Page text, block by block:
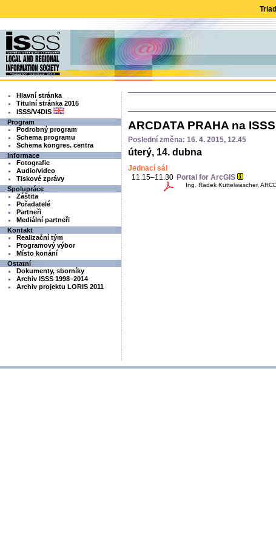
Hlavní stránka
Titulní stránka 2015
ISSS/V4DIS
Program
Podrobný program
Schema programu
Schema kongres. centra
Informace
Fotografie
Audio/video
Tiskové zprávy
Spolupráce
Záštita
Pořadatelé
Partneři
Mediální partneři
Kontakt
Realizační tým
Programový výbor
Místo konání
Ostatní
Dokumenty, sborníky
Archiv ISSS 1998–2014
Archiv projektu LORIS 2011
ARCDATA PRAHA na
Poslední změna: 16. 4. 2015, 12.45
úterý, 14. dubna
Jednací sál
11.15–11.30 Portal for ArcGIS
Ing. Radek Kuttelwascher,